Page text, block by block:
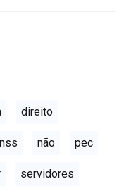
direito
não pec
servidores